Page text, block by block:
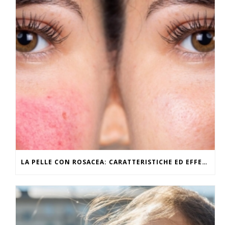
LA PELLE CON ROSACEA: CARATTERISTICHE ED EFFETTI DEL CALDO